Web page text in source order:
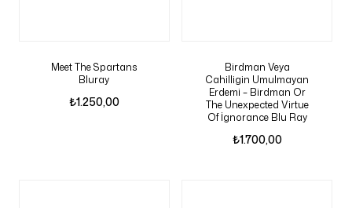
Meet The Spartans
Bluray
₺1.250,00
Birdman Veya
Cahilligin Umulmayan
Erdemi – Birdman Or
The Unexpected Virtue
Of İgnorance Blu Ray
₺1.700,00